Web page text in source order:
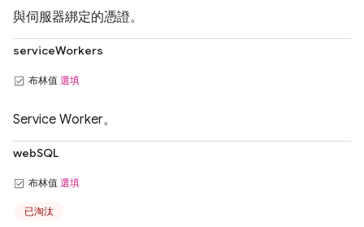
與伺服器綁定的憑證。
serviceWorkers
布林值 選填
Service Worker。
webSQL
布林值 選填
已淘汰